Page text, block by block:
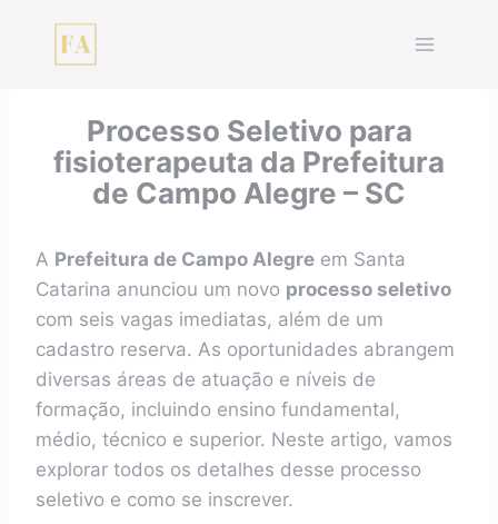
Processo Seletivo para
fisioterapeuta da Prefeitura
de Campo Alegre – SC
A Prefeitura de Campo Alegre em Santa
Catarina anunciou um novo processo seletivo
com seis vagas imediatas, além de um
cadastro reserva. As oportunidades abrangem
diversas áreas de atuação e níveis de
formação, incluindo ensino fundamental,
médio, técnico e superior. Neste artigo, vamos
explorar todos os detalhes desse processo
seletivo e como se inscrever.